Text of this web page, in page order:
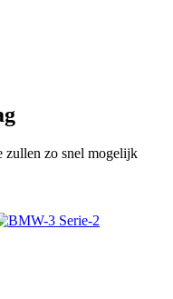
zullen zo snel mogelijk